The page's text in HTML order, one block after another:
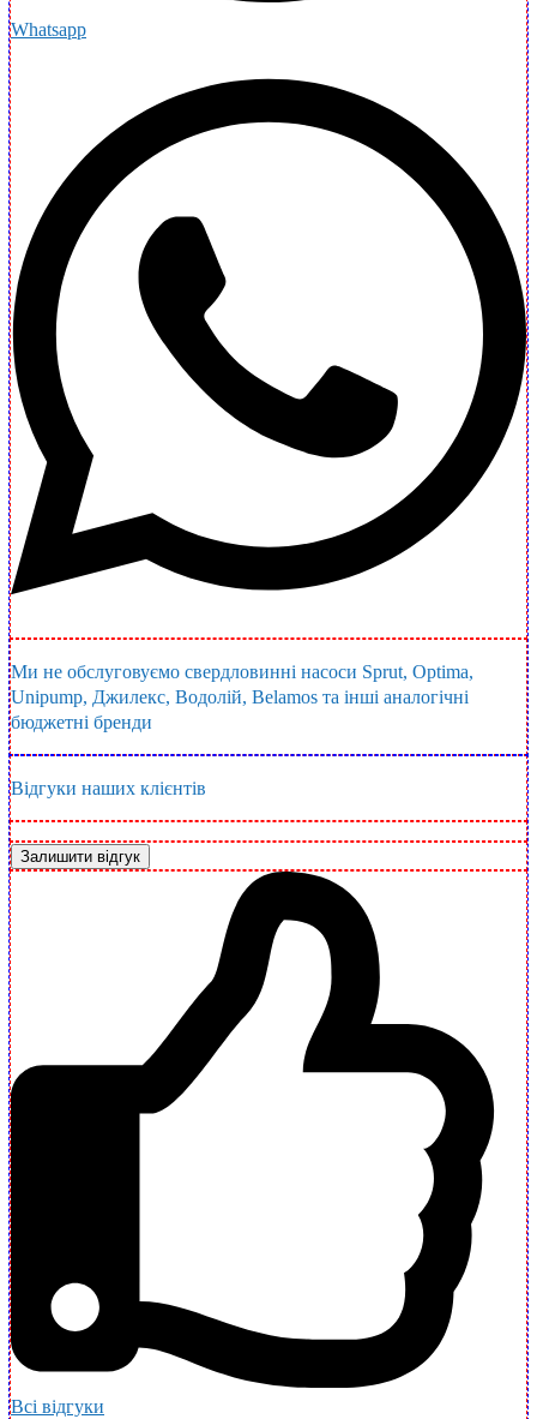
Whatsapp
Ми не обслуговуємо свердловинні насоси Sprut, Optima,
Unipump, Джилекс, Водолій, Belamos та інші аналогічні
бюджетні бренди
Відгуки наших клієнтів
Залишити відгук
Всі відгуки